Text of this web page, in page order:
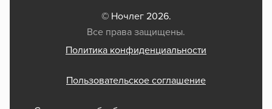
© Ночлег 2026.
Все права защищены.
Политика конфиденциальности
Пользовательское соглашение